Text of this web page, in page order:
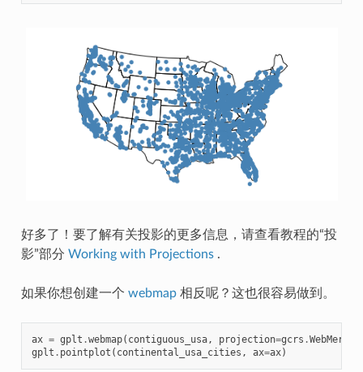
好多了！要了解有关投影的更多信息，请查看教程的“投
影”部分 Working with Projections.
如果你想创建一个 webmap相反呢？这也很容易做到。
ax = gplt .webmap( contiguous_usa, projection=gcrs .
gplt . pointplot ( continental_usa_cities , ax=ax)